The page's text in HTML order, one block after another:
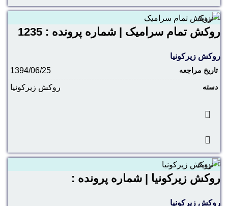
نزدیک
روکش تمام سرامیک | شماره پرونده : 1235
روکش زیرکونیا
تاریخ مراجعه 1394/06/25
دسته روکش زیرکونیا
نزدیک
روکش زیرکونیا | شماره پرونده :
روکش زیرکونیا